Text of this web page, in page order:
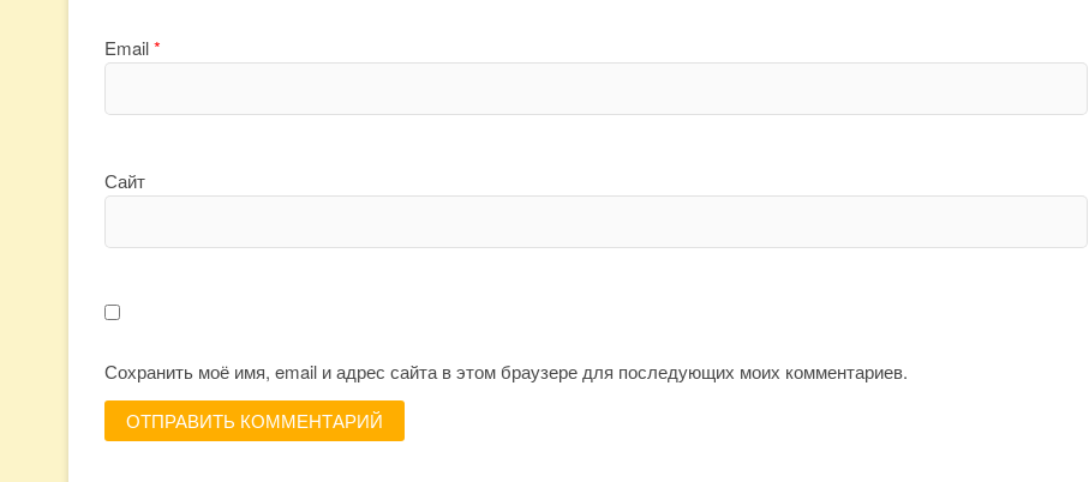
Email*
Сайт
Сохранить моё имя, email и адрес сайта в этом браузере для последующих моих комментариев.